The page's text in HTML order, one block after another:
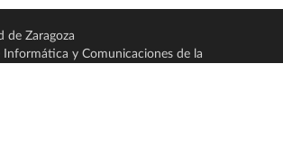
de Zaragoza
y Comunicaciones de la